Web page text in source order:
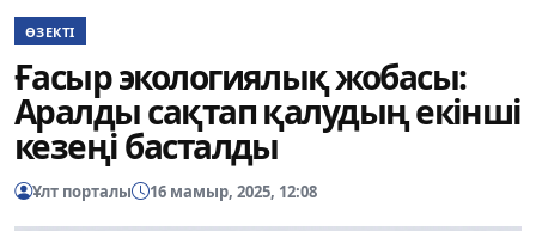
ӨЗЕКТІ
Ғасыр экологиялық жобасы:
Аралды сақтап қалудың екінші
кезеңі басталды
Ұлт порталы 16 мамыр, 2025, 12:08